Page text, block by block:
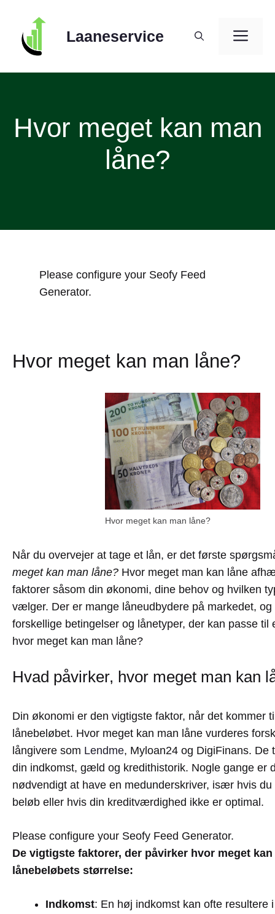
content
Laaneservice
Hvor meget kan man
låne?
Please configure your Seofy Feed
Generator.
Hvor meget kan man låne?
Hvor meget kan man låne?
Når du overvejer at tage et lån, er det første
meget kan man låne? Hvor meget man kan låne
faktorer såsom din økonomi, dine behov og hvilken
vælger. Der er mange låneudbydere på markedet, og
forskellige betingelser og lånetyper, der kan passe til
hvor meget kan man låne?
Hvad påvirker, hvor meget man kan
Din økonomi er den vigtigste faktor, når det kommer
lånebeløbet. Hvor meget kan man låne vurderes
långivere som Lendme, Myloan24 og DigiFinans. De
din indkomst, gæld og kredithistorik. Nogle gange er
nødvendigt at have en medunderskriver, især hvis
beløb eller hvis din kreditværdighed ikke er optimal.
Please configure your Seofy Feed Generator.
De vigtigste faktorer, der påvirker hvor meget
lånebeløbets størrelse:
Indkomst: En høj indkomst kan ofte resultere